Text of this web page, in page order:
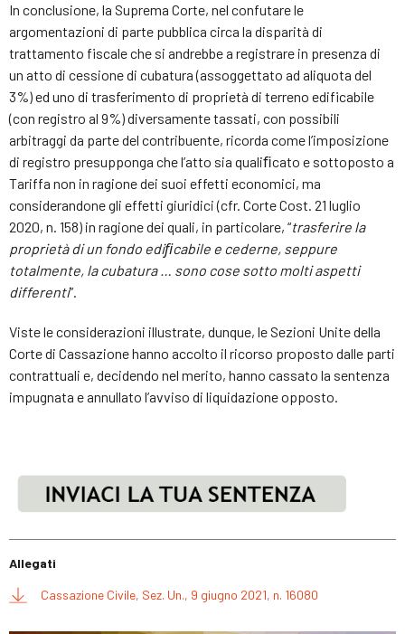
In conclusione, la Suprema Corte, nel confutare le
argomentazioni di parte pubblica circa la disparità di
trattamento fiscale che si andrebbe a registrare in presenza di
un atto di cessione di cubatura (assoggettato ad aliquota del
3%) ed uno di trasferimento di proprietà di terreno edificabile
(con registro al 9%) diversamente tassati, con possibili
arbitraggi da parte del contribuente, ricorda come l’imposizione
di registro presupponga che l’atto sia qualiﬁcato e sottoposto a
Tariffa non in ragione dei suoi effetti economici, ma
considerandone gli effetti giuridici (cfr. Corte Cost. 21 luglio
2020, n. 158) in ragione dei quali, in particolare, “trasferire la
proprietà di un fondo ediﬁcabile e cederne, seppure
totalmente, la cubatura … sono cose sotto molti aspetti
differenti”.
Viste le considerazioni illustrate, dunque, le Sezioni Unite della
Corte di Cassazione hanno accolto il ricorso proposto dalle parti
contrattuali e, decidendo nel merito, hanno cassato la sentenza
impugnata e annullato l’avviso di liquidazione opposto.
Allegati
Cassazione Civile, Sez. Un., 9 giugno 2021, n. 16080